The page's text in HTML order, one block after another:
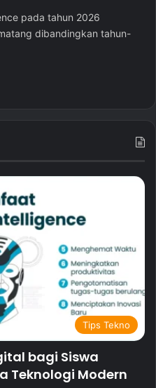
pada tahun 2026
dibandingkan tahun-
Tips Tekno
bagi Siswa
Teknologi Modern